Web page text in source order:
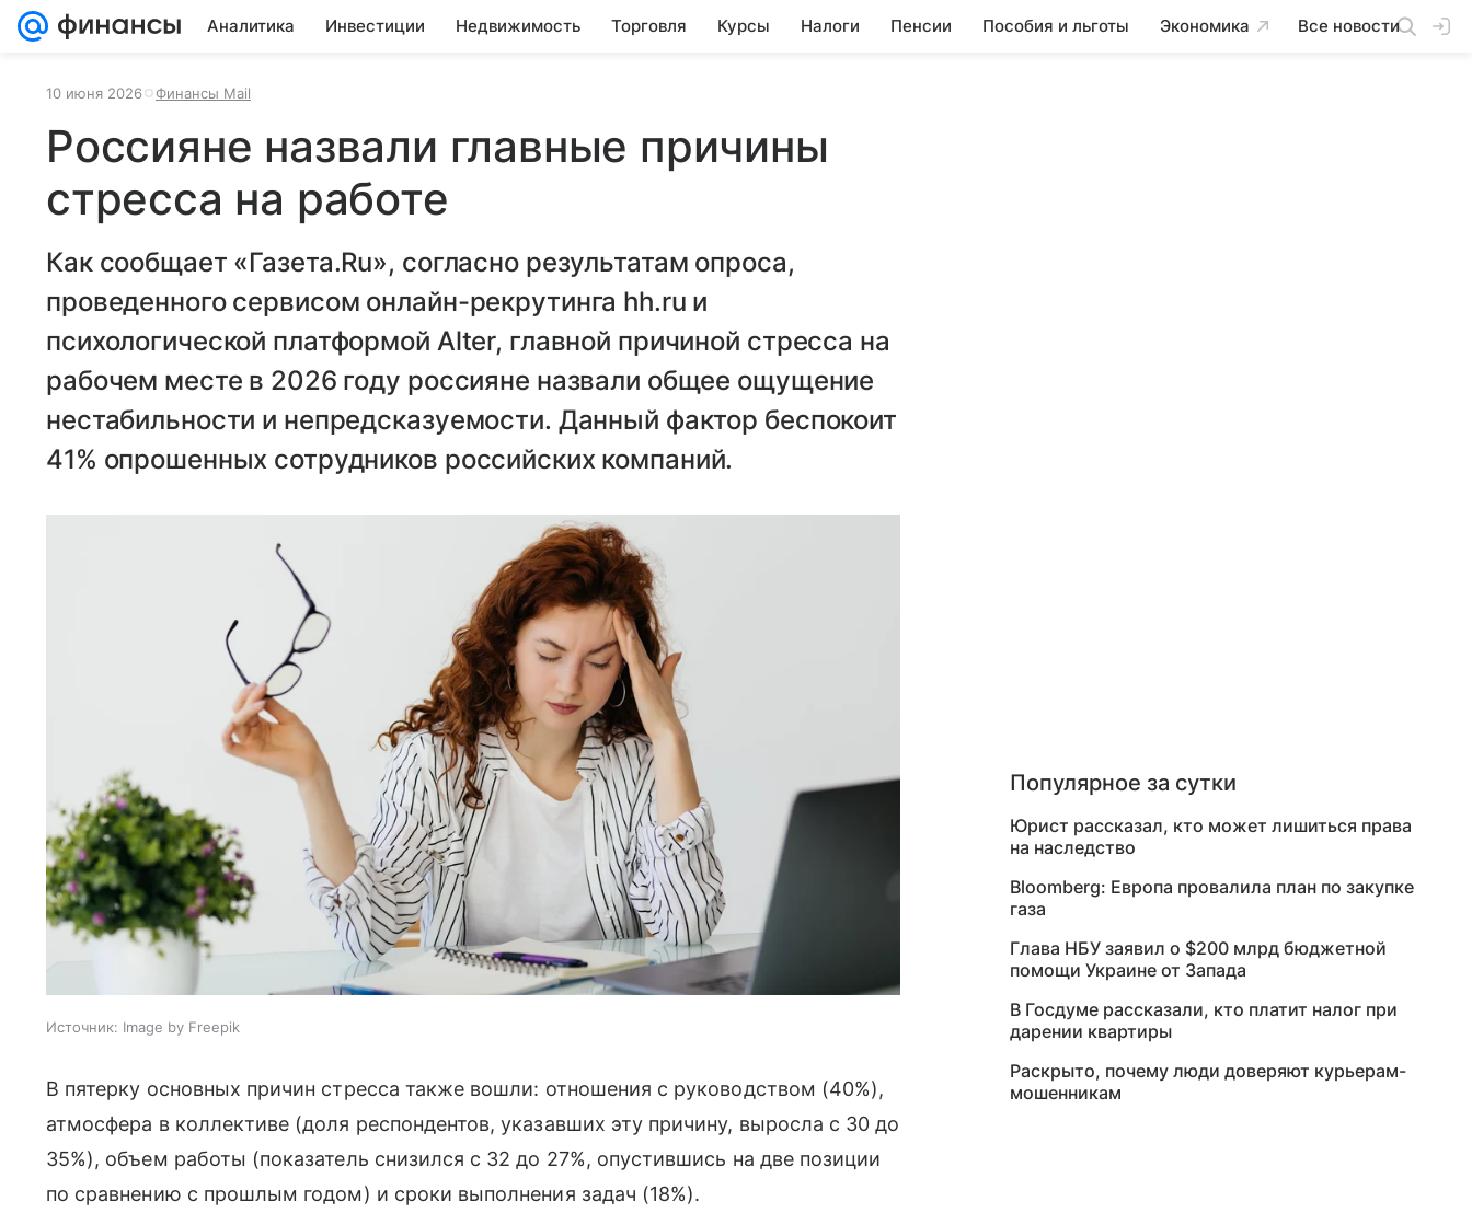
Аналитика Инвестиции Недвижимость Торговля Курсы Налоги Пенсии Пособия и льготы Экономика Все новости
10 июня 2026 Финансы Mail
Россияне назвали главные причины
стресса на работе
Как сообщает «Газета.Ru», согласно результатам опроса,
проведенного сервисом онлайн-рекрутинга hh.ru и
психологической платформой Alter, главной причиной стресса на
рабочем месте в 2026 году россияне назвали общее ощущение
нестабильности и непредсказуемости. Данный фактор беспокоит
41% опрошенных сотрудников российских компаний.
Источник: Image by Freepik
В пятерку основных причин стресса также вошли: отношения с руководством (40%),
атмосфера в коллективе (доля респондентов, указавших эту причину, выросла с 30 до
35%), объем работы (показатель снизился с 32 до 27%, опустившись на две позиции
по сравнению с прошлым годом) и сроки выполнения задач (18%).
Популярное за сутки
Юрист рассказал, кто может лишиться права
на наследство
Bloomberg: Европа провалила план по закупке
газа
Глава НБУ заявил о $200 млрд бюджетной
помощи Украине от Запада
В Госдуме рассказали, кто платит налог при
дарении квартиры
Раскрыто, почему люди доверяют курьерам-
мошенникам